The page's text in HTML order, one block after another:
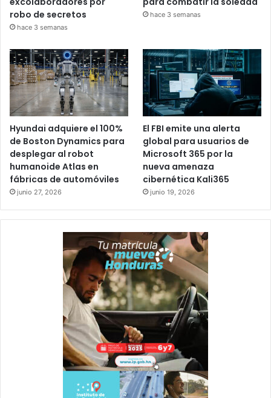
robo de secretos
hace 3 semanas
hace 3 semanas
Hyundai adquiere el 100%
de Boston Dynamics para
desplegar al robot
humanoide Atlas en
fábricas de automóviles
junio 27, 2026
El FBI emite una alerta
global para usuarios de
Microsoft 365 por la
nueva amenaza
cibernética Kali365
junio 19, 2026